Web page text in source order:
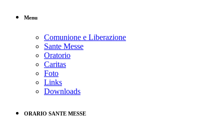
Menu
Comunione e Liberazione
Sante Messe
Oratorio
Caritas
Foto
Links
Downloads
ORARIO SANTE MESSE